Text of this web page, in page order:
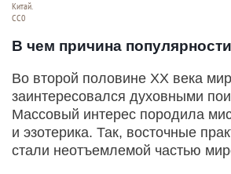
Китай.
СС0
В чем причина популярности
Во второй половине XX века мир
заинтересовался духовными
Массовый интерес породила
и эзотерика. Так, восточные
стали неотъемлемой частью